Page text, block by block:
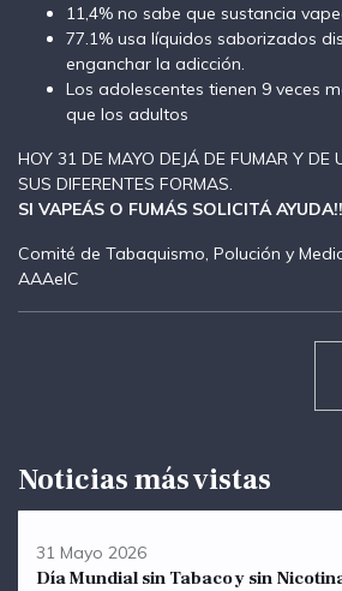
11,4% no sabe que sustancia
77.1% usa líquidos saborizados
enganchar la adicción.
Los adolescentes tienen 9 veces
que los adultos
HOY 31 DE MAYO DEJÁ DE FUMAR Y DE
SUS DIFERENTES FORMAS.
SI VAPEÁS O FUMÁS SOLICITÁ
Comité de Tabaquismo, Polución y
AAAeIC
Noticias más vistas
31 Mayo 2026
Día Mundial sin Tabaco y sin